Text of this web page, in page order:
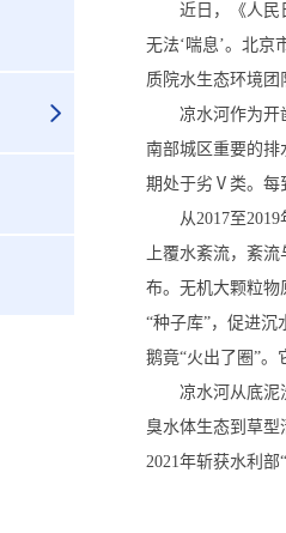
近日，《人民
无法‘喘息’。北京
质院水生态环境团
凉水河作为开
南部城区重要的排
期处于劣Ⅴ类。每
从2017至
上覆水紊流，紊
布。无机大颗粒物
“种子库”，促进
鹅竟“火出了圈”。
凉水河从底泥
臭水体生态到草型
2021年斩获水利部